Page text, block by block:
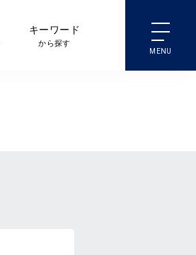
キーワード
から探す